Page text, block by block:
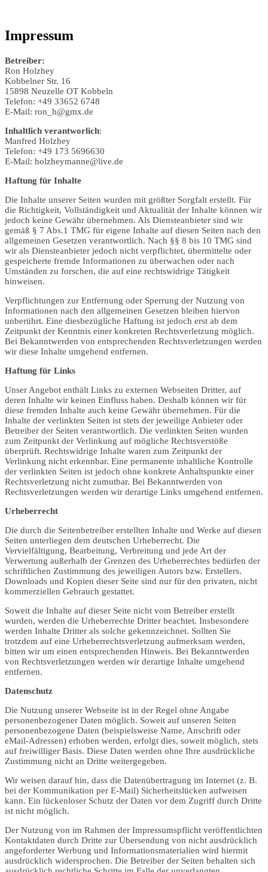
Impressum
Betreiber:
Ron Holzhey
Kobbelner Str. 16
15898 Neuzelle OT Kobbeln
Telefon: +49 33652 6748
E-Mail: ron_h@gmx.de
Inhaltlich verantworlich:
Manfred Holzhey
Telefon: +49 173 5696630
E-Mail: holzheymanne@live.de
Haftung für Inhalte
Die Inhalte unserer Seiten wurden mit größter Sorgfalt erstellt. Für
die Richtigkeit, Vollständigkeit und Aktualität der Inhalte können wir
jedoch keine Gewähr übernehmen. Als Diensteanbieter sind wir
gemäß § 7 Abs.1 TMG für eigene Inhalte auf diesen Seiten nach den
allgemeinen Gesetzen verantwortlich. Nach §§ 8 bis 10 TMG sind
wir als Diensteanbieter jedoch nicht verpflichtet, übermittelte oder
gespeicherte fremde Informationen zu überwachen oder nach
Umständen zu forschen, die auf eine rechtswidrige Tätigkeit
hinweisen.
Verpflichtungen zur Entfernung oder Sperrung der Nutzung von
Informationen nach den allgemeinen Gesetzen bleiben hiervon
unberührt. Eine diesbezügliche Haftung ist jedoch erst ab dem
Zeitpunkt der Kenntnis einer konkreten Rechtsverletzung möglich.
Bei Bekanntwerden von entsprechenden Rechtsverletzungen werden
wir diese Inhalte umgehend entfernen.
Haftung für Links
Unser Angebot enthält Links zu externen Webseiten Dritter, auf
deren Inhalte wir keinen Einfluss haben. Deshalb können wir für
diese fremden Inhalte auch keine Gewähr übernehmen. Für die
Inhalte der verlinkten Seiten ist stets der jeweilige Anbieter oder
Betreiber der Seiten verantwortlich. Die verlinkten Seiten wurden
zum Zeitpunkt der Verlinkung auf mögliche Rechtsverstöße
überprüft. Rechtswidrige Inhalte waren zum Zeitpunkt der
Verlinkung nicht erkennbar. Eine permanente inhaltliche Kontrolle
der verlinkten Seiten ist jedoch ohne konkrete Anhaltspunkte einer
Rechtsverletzung nicht zumutbar. Bei Bekanntwerden von
Rechtsverletzungen werden wir derartige Links umgehend entfernen.
Urheberrecht
Die durch die Seitenbetreiber erstellten Inhalte und Werke auf diesen
Seiten unterliegen dem deutschen Urheberrecht. Die
Vervielfältigung, Bearbeitung, Verbreitung und jede Art der
Verwertung außerhalb der Grenzen des Urheberrechtes bedürfen der
schriftlichen Zustimmung des jeweiligen Autors bzw. Erstellers.
Downloads und Kopien dieser Seite sind nur für den privaten, nicht
kommerziellen Gebrauch gestattet.
Soweit die Inhalte auf dieser Seite nicht vom Betreiber erstellt
wurden, werden die Urheberrechte Dritter beachtet. Insbesondere
werden Inhalte Dritter als solche gekennzeichnet. Sollten Sie
trotzdem auf eine Urheberrechtsverletzung aufmerksam werden,
bitten wir um einen entsprechenden Hinweis. Bei Bekanntwerden
von Rechtsverletzungen werden wir derartige Inhalte umgehend
entfernen.
Datenschutz
Die Nutzung unserer Webseite ist in der Regel ohne Angabe
personenbezogener Daten möglich. Soweit auf unseren Seiten
personenbezogene Daten (beispielsweise Name, Anschrift oder
eMail-Adressen) erhoben werden, erfolgt dies, soweit möglich, stets
auf freiwilliger Basis. Diese Daten werden ohne Ihre ausdrückliche
Zustimmung nicht an Dritte weitergegeben.
Wir weisen darauf hin, dass die Datenübertragung im Internet (z. B.
bei der Kommunikation per E-Mail) Sicherheitslücken aufweisen
kann. Ein lückenloser Schutz der Daten vor dem Zugriff durch Dritte
ist nicht möglich.
Der Nutzung von im Rahmen der Impressumspflicht veröffentlichten
Kontaktdaten durch Dritte zur Übersendung von nicht ausdrücklich
angeforderter Werbung und Informationsmaterialien wird hiermit
ausdrücklich widersprochen. Die Betreiber der Seiten behalten sich